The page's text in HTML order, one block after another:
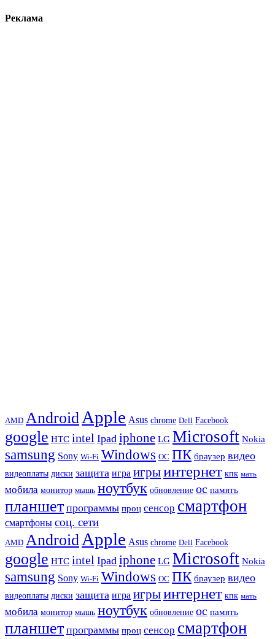
Реклама
AMD Android Apple Asus chrome Dell Facebook
google HTC intel Ipad iphone LG Microsoft Nokia
samsung Sony Wi-Fi Windows ОС ПК браузер видео
видеоплаты диски защита игра игрыинтернет кпк мать
мобила монитор мышь ноутбук обновление ос память
планшет программы проц сенсор смартфон
смартфоны соц. сети
AMD Android Apple Asus chrome Dell Facebook
google HTC intel Ipad iphone LG Microsoft Nokia
samsung Sony Wi-Fi Windows ОС ПК браузер видео
видеоплаты диски защита игра игрыинтернет кпк мать
мобила монитор мышь ноутбук обновление ос память
планшет программы проц сенсор смартфон